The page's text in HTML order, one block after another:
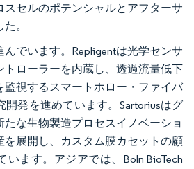
セルのポテンシャルとアフターサ
。
でいます。Repligentは光学センサ
トローラーを内蔵し、透過流量低下
監視するスマートホロー・ファイバ
開発を進めています。Sartoriusはグ
たな生物製造プロセスイノベーショ
を展開し、カスタム膜カセットの顧
います。アジアでは、Boln BioTech